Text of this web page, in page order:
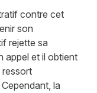
contre cet
son
rejette sa
appel et il obtient
ressort
la